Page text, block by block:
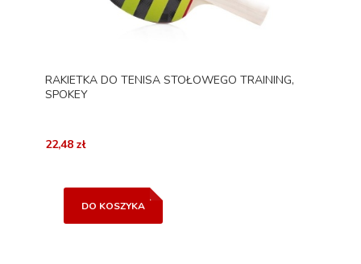
RAKIETKA DO TENISA STOŁOWEGO TRAINING,
SPOKEY
22,48 zł
DO KOSZYKA